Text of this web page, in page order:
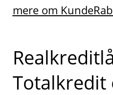
mere om
Totalkredit